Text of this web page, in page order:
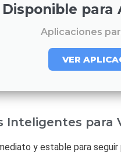
Disponible para
Aplicaciones
VER
Inteligentes para
y estable para